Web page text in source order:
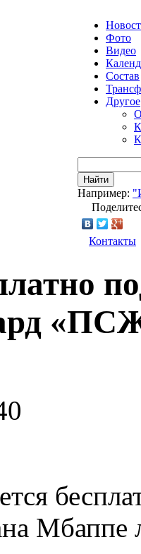
Фото
Видео
Состав
Другое
Найти
Например:
Контакты
Мбаппе